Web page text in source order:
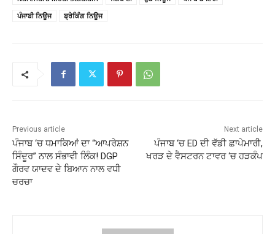
ਪੰਜਾਬੀ ਨਿਊਜ
ਬ੍ਰੇਕਿੰਗ ਨਿਊਜ
Previous article
ਪੰਜਾਬ ‘ਚ ਧਮਾਕਿਆਂ ਦਾ “ਆਪਰੇਸ਼ਨ
ਸਿੰਦੂਰ” ਨਾਲ ਸੰਭਾਵੀ ਲਿੰਕ! DGP
ਗੌਰਵ ਯਾਦਵ ਦੇ ਬਿਆਨ ਨਾਲ ਵਧੀ
ਚਰਚਾ
Next article
ਪੰਜਾਬ ‘ਚ ED ਦੀ ਵੱਡੀ ਛਾਪੇਮਾਰੀ,
ਖਰੜ ਦੇ ਵੈਸਟਰਨ ਟਾਵਰ ‘ਚ ਹੜਕੰਪ